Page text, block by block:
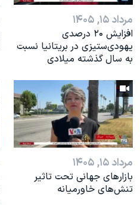
مرداد ۱۵, ۱۴۰۵
افزایش ۲۰ درصدی
یهودی‌ستیزی در بریتانیا نسبت
به سال گذشته میلادی
مرداد ۱۵, ۱۴۰۵
بازارهای جهانی تحت تاثیر
تنش‌های خاورمیانه